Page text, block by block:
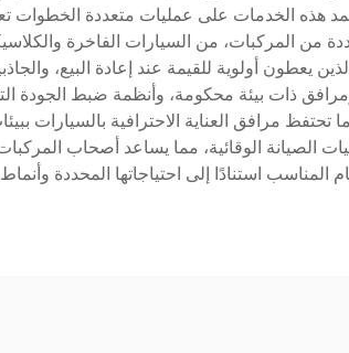
هذه الخدمات على عمليات متعددة
من المركبات، من السيارات الفاخرة
يعطون أولوية للقيمة عند إعادة البيع،
ومرافق ذات بيئة محكومة، وأنظمة ضبط
تحتفظ مرافق العناية الاحترافية
الصيانة الوقائية، مما يساعد أصحاب
استنادًا إلى احتياجاتها المحددة